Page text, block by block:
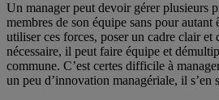
Un manager peut devoir gérer plusieurs
membres de son équipe sans pour autant
utiliser ces forces, poser un cadre clair et
nécessaire, il peut faire équipe et
commune. C’est certes difficile à
un peu d’innovation managériale, il s’en